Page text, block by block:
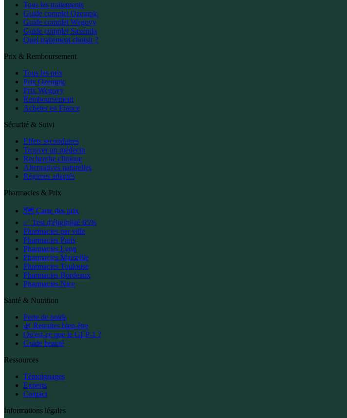
Tous les traitements
Guide complet Ozempic
Guide complet Wegovy
Guide complet Saxenda
Quel traitement choisir ?
Prix & Remboursement
Tous les prix
Prix Ozempic
Prix Wegovy
Remboursement
Acheter en France
Sécurité & Suivi
Effets secondaires
Trouver un médecin
Recherche clinique
Alternatives naturelles
Régimes adaptés
Pharmacies & Prix
🗺️ Carte des prix
✅ Test d'éligibilité 65%
Pharmacies par ville
Pharmacies Paris
Pharmacies Lyon
Pharmacies Marseille
Pharmacies Toulouse
Pharmacies Bordeaux
Pharmacies Nice
Santé & Nutrition
Perte de poids
🌿 Retraites bien-être
Qu'est-ce que le GLP-1 ?
Guide beauté
Ressources
Témoignages
Experts
Contact
Informations légales